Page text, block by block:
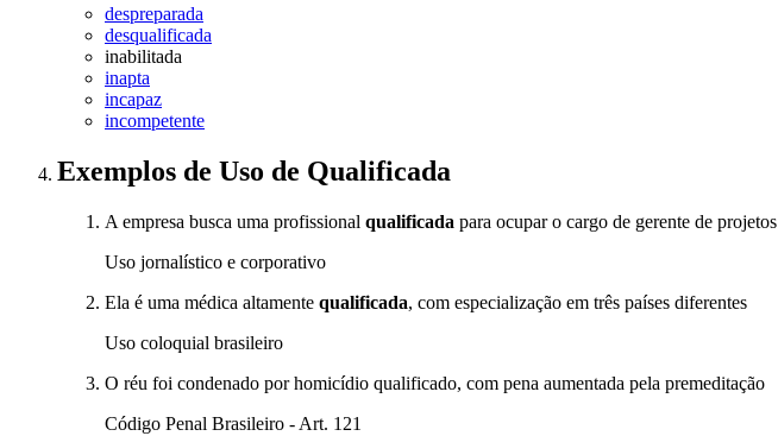
despreparada
desqualificada
inabilitada
inapta
incapaz
incompetente
Exemplos de Uso de Qualificada
A empresa busca uma profissional qualificada para ocupar o cargo de gerente de projetos
Uso jornalístico e corporativo
Ela é uma médica altamente qualificada, com especialização em três países diferentes
Uso coloquial brasileiro
O réu foi condenado por homicídio qualificado, com pena aumentada pela premeditação
Código Penal Brasileiro - Art. 121